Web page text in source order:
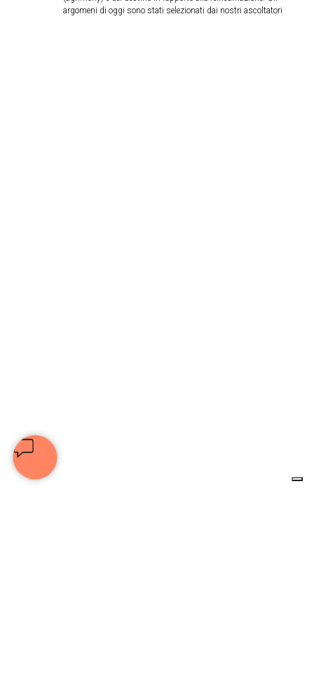
argomeni di oggi sono stati selezionati dai nostri ascoltatori